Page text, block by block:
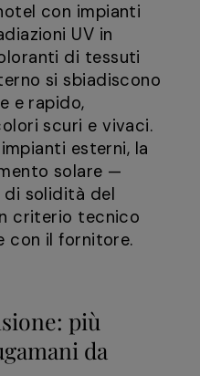
con impianti
UV in
di tessuti
si sbiadiscono
e rapido,
scuri e vivaci.
esterni, la
solare —
di solidità del
criterio tecnico
con il fornitore.
più
da